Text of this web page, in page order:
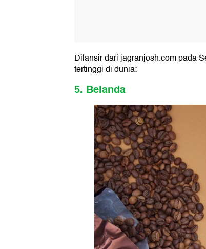
Dilansir dari jagranjosh.com pada
tertinggi di dunia:
5. Belanda